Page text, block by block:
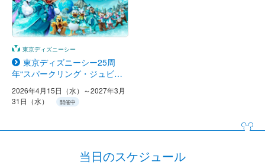
東京ディズニーシー
東京ディズニーシー25周
年“スパークリング・ジュビリ
2026年4月15日（水）～2027年3月
31日（水）
開催中
当日のスケジュール